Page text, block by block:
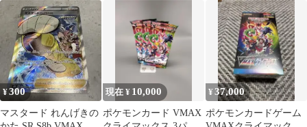
未開封BOX
クスV】 CSR 2枚セッ
¥300
マスタード れんげきの
現在 ¥ 10,000
ポケモンカード VMAX
¥37,000
ポケモンカードゲーム